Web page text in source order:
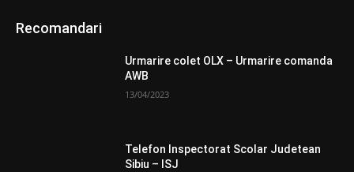
Recomandari
Urmarire colet OLX – Urmarire comanda
AWB
13/04/2023
Telefon Inspectorat Scolar Judetean
Sibiu – ISJ